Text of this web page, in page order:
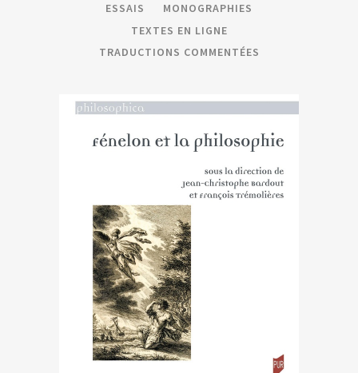
ESSAIS
MONOGRAPHIES
TEXTES EN LIGNE
TRADUCTIONS COMMENTÉES